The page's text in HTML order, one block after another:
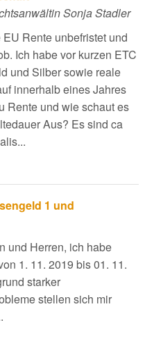
Sonja Stadler
Rente unbefristet und
Ich habe vor kurzen ETC
und Silber sowie reale
innerhalb eines Jahres
Rente und wie schaut es
Aus? Es sind ca
1 und
und Herren, ich habe
1. 11. 2019 bis 01. 11.
starker
stellen sich mir